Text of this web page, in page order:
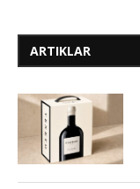
ARTIKLAR